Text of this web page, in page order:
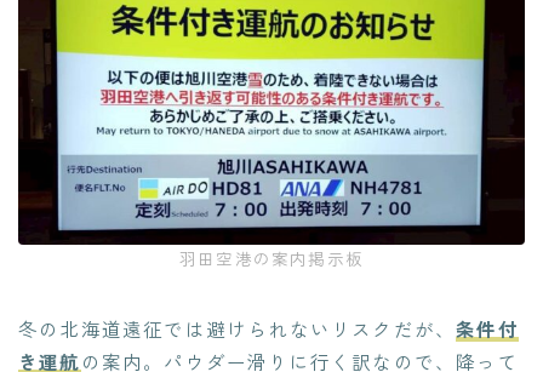
羽田空港の案内掲示板
冬の北海道遠征では避けられないリスクだが、条件付
き運航の案内。パウダー滑りに行く訳なので、降って